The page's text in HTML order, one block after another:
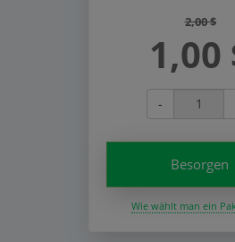
2,00 $
1,00
-
Besorgen
Wie wählt man ein